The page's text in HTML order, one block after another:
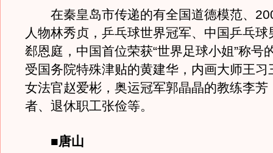
在秦皇岛市传递的有全国道德模范、
人物林秀贞，乒乓球世界冠军、中国乒乓球
郄恩庭，中国首位荣获“世界足球小姐”称号
受国务院特殊津贴的黄建华，内画大师王习
女法官赵爱彬，奥运冠军郭晶晶的教练李芳
者、退休职工张俭等。
■唐山